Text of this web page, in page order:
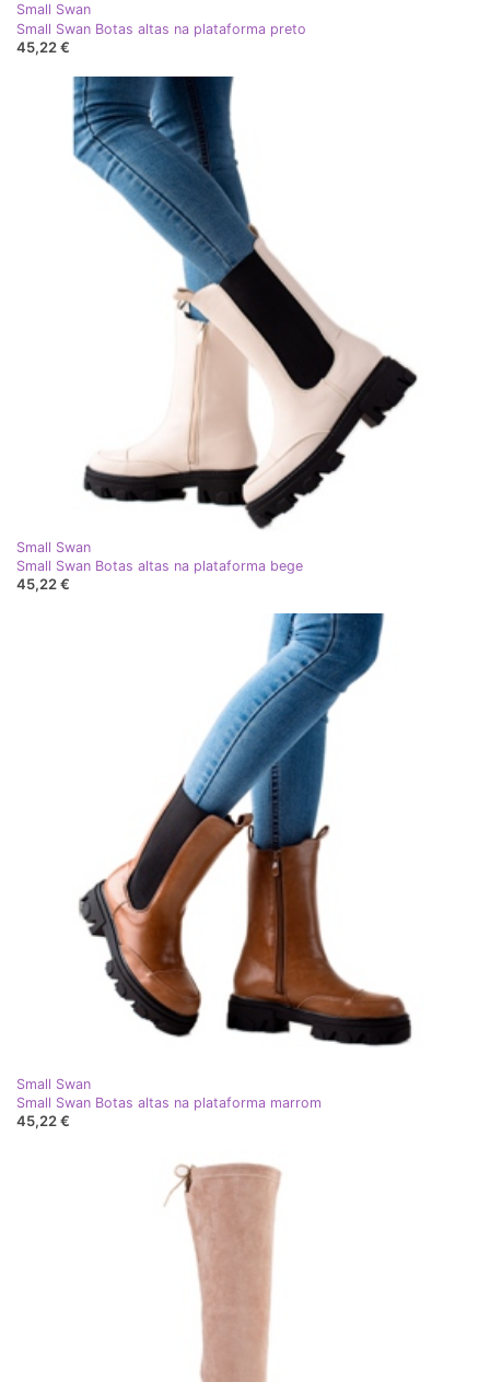
Small Swan
Small Swan Botas altas na plataforma preto
45,22 €
Small Swan
Small Swan Botas altas na plataforma bege
45,22 €
Small Swan
Small Swan Botas altas na plataforma marrom
45,22 €